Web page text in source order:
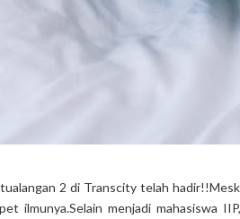
2 di Transcity telah
ilmunya.Selain menjadi mahasiswa